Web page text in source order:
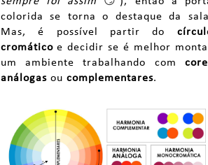
colorida se torna o destaque da
Mas, é possível partir do
cromáticoe decidir se é melhor
um ambiente trabalhando com
análogasou complementares.